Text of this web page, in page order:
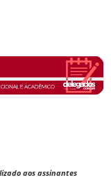
aos assinantes